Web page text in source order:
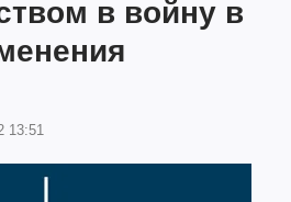
в войну в
13:51